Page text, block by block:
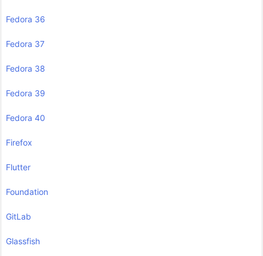
Fedora 36
Fedora 37
Fedora 38
Fedora 39
Fedora 40
Firefox
Flutter
Foundation
GitLab
Glassfish